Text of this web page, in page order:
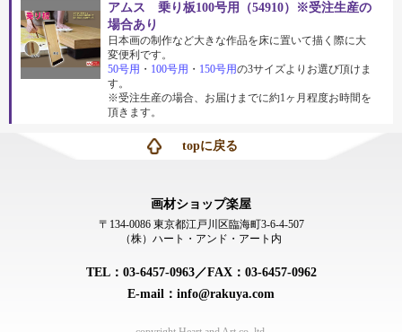
アムス 乗り板100号用（54910）※受注生産の
場合あり
日本画の制作など大きな作品を床に置いて描く際に大
変便利です。
50号用 ・ 100号用 ・ 150号用の3サイズよりお選び頂けま
す。
※受注生産の場合、お届けまでに約1ヶ月程度お時間を
頂きます。
topに戻る
画材ショップ楽屋
〒134-0086 東京都江戸川区臨海町3-6-4-507
（株）ハート・アンド・アート内
TEL：03-6457-0963／FAX：03-6457-0962
E-mail：info@rakuya.com